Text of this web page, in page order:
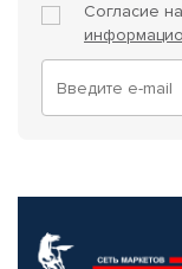
Согласие